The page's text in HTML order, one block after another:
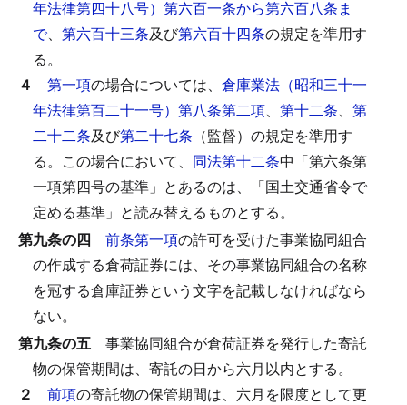
年法律第四十八号）第六百一条から第六百八条ま
で、 第六百十三条及び第六百十四条の規定を準用す
る。
４ 第一項の場合については、 倉庫業法（昭和三十一
年法律第百二十一号）第八条第二項、 第十二条、 第
二十二条及び第二十七条 （監督）の規定を準用す
る。 この場合において、 同法第十二条中「第六条第
一項第四号の基準」とあるのは、「国土交通省令で
定める基準」と読み替えるものとする。
第九条の四 前条第一項の許可を受けた事業協同組合
の作成する倉荷証券には、その事業協同組合の名称
を冠する倉庫証券という文字を記載しなければなら
ない。
第九条の五 事業協同組合が倉荷証券を発行した寄託
物の保管期間は、寄託の日から六月以内とする。
２ 前項の寄託物の保管期間は、六月を限度として更